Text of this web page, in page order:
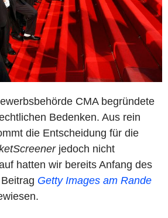
CMA begründete
Bedenken. Aus rein
die Entscheidung für die
jedoch nicht
hatten wir bereits Anfang des
Getty Images am Rande